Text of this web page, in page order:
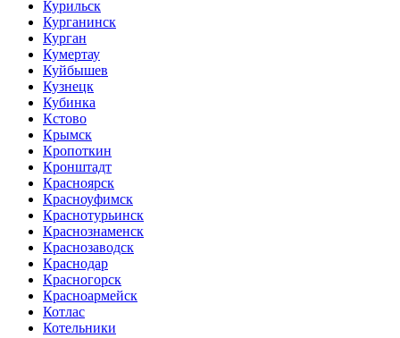
Курильск
Курганинск
Курган
Кумертау
Куйбышев
Кузнецк
Кубинка
Кстово
Крымск
Кропоткин
Кронштадт
Красноярск
Красноуфимск
Краснотурьинск
Краснознаменск
Краснозаводск
Краснодар
Красногорск
Красноармейск
Котлас
Котельники